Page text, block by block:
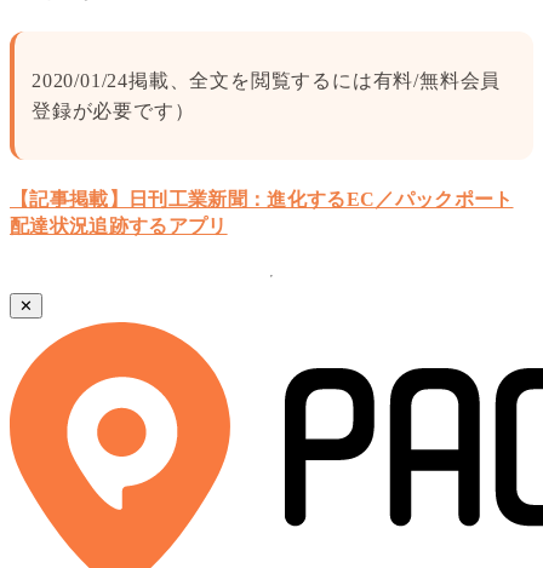
2020/01/24掲載、全文を閲覧するには有料/無料会員
登録が必要です）
【記事掲載】日刊工業新聞：進化するEC／パックポート
配達状況追跡するアプリ
✕